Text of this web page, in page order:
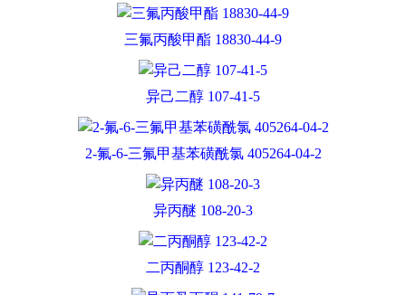
三氟丙酸甲酯 18830-44-9
异己二醇 107-41-5
2-氟-6-三氟甲基苯磺酰氯 405264-04-2
异丙醚 108-20-3
二丙酮醇 123-42-2